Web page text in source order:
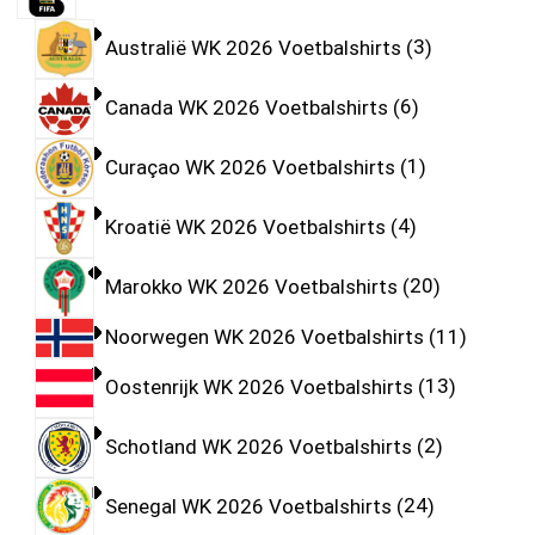
Australië WK 2026 Voetbalshirts 3
Canada WK 2026 Voetbalshirts 6
Curaçao WK 2026 Voetbalshirts 1
Kroatië WK 2026 Voetbalshirts 4
Marokko WK 2026 Voetbalshirts 20
Noorwegen WK 2026 Voetbalshirts 11
Oostenrijk WK 2026 Voetbalshirts 13
Schotland WK 2026 Voetbalshirts 2
Senegal WK 2026 Voetbalshirts 24